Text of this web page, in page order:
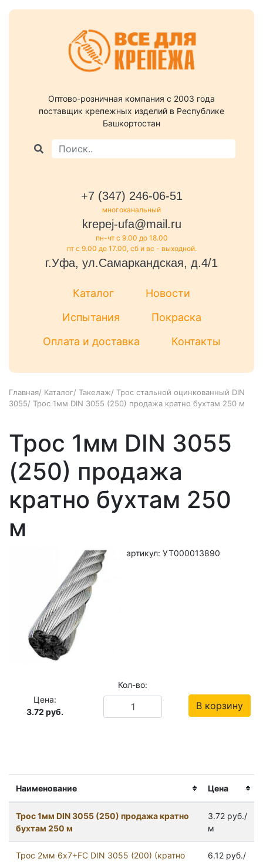
Оптово-розничная компания c 2003 года
поставщик крепежных изделий в Республике
Башкортостан
+7 (347) 246-06-51
многоканальный
krepej-ufa@mail.ru
пн-чт с 9.00 до 18.00
пт с 9.00 до 17.00, сб и вс - выходной.
г.Уфа, ул.Самаркандская, д.4/1
Каталог
Новости
Испытания
Покраска
Оплата и доставка
Контакты
Главная/ Каталог/ Такелаж/ Трос стальной оцинкованный DIN
3055/ Трос 1мм DIN 3055 (250) продажа кратно бухтам 250 м
Наименование Цена
Трос 1мм DIN 3055 (250) продажа кратно
бухтам 250 м
3.72 руб./
м
Трос 2мм 6х7+FC DIN 3055 (200) (кратно
6.12 руб./
Трос 1мм DIN 3055
(250) продажа
кратно бухтам 250
м
артикул: УТ000013890
Цена:
3.72 руб.
Кол-во:
В корзину